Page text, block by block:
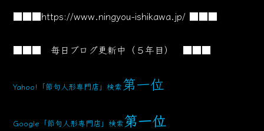
■■■https://www.ningyou-ishikawa.jp/ ■■■
■■■ 毎日ブログ更新中（５年目） ■■■
Yahoo!「節句人形専門店」検索第一位
Google「節句人形専門店」検索第一位